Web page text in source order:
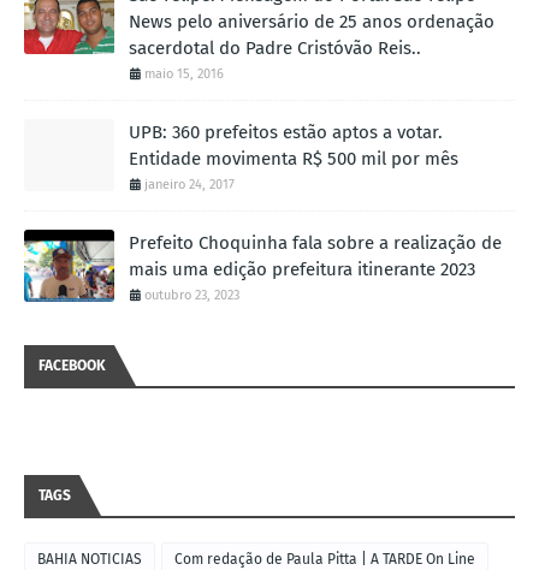
News pelo aniversário de 25 anos ordenação
sacerdotal do Padre Cristóvão Reis..
maio 15, 2016
UPB: 360 prefeitos estão aptos a votar.
Entidade movimenta R$ 500 mil por mês
janeiro 24, 2017
Prefeito Choquinha fala sobre a realização de
mais uma edição prefeitura itinerante 2023
outubro 23, 2023
FACEBOOK
TAGS
BAHIA NOTICIAS Com redação de Paula Pitta | A TARDE On Line